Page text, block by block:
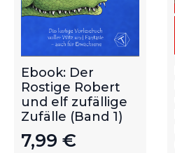
Ebook: Der
Rostige Robert
und elf zufällige
Zufälle (Band 1)
7,99 €